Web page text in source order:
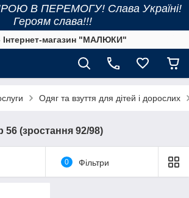
В ПЕРЕМОГУ! Слава Україні!
Героям слава!!!
Інтернет-магазин "МАЛЮКИ"
Одяг та взуття для дітей і дорослих
56 (зростання 92/98)
0 Фільтри